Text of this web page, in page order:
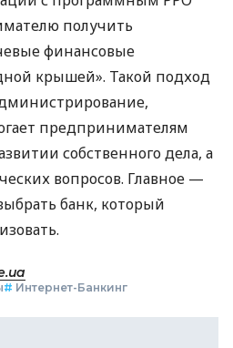
получить
финансовые
крышей». Такой подход
предпринимателям
собственного дела, а
вопросов. Главное —
банк, который
# Интернет-Банкинг